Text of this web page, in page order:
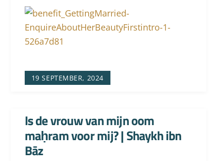
19 SEPTEMBER, 2024
Is de vrouw van mijn oom
maḥram voor mij? | Shaykh ibn
Bāz